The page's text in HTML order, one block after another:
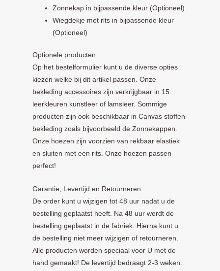
Zonnekap in bijpassende kleur (Optioneel)
Wiegdekje met rits in bijpassende kleur
(Optioneel)
Optionele producten
Op het bestelformulier kunt u de diverse opties
kiezen welke bij dit artikel passen. Onze
bekleding accessoires zijn verkrijgbaar in 15
leerkleuren kunstleer of lamsleer. Sommige
producten zijn ook beschikbaar in Canvas stoffen
bekleding zoals bijvoorbeeld de Zonnekappen.
Onze hoezen zijn voorzien van rekbaar elastiek
en sluiten met een rits. Onze hoezen passen
perfect!
Garantie, Levertijd en Retourneren:
De order kunt u wijzigen tot 48 uur nadat u de
bestelling geplaatst heeft. Na 48 uur wordt de
bestelling geplaatst in de fabriek. Hierna kunt u
de bestelling niet meer wijzigen of retourneren.
Alle producten worden speciaal voor U met de
hand gemaakt! De levertijd bedraagt 2-3 weken.